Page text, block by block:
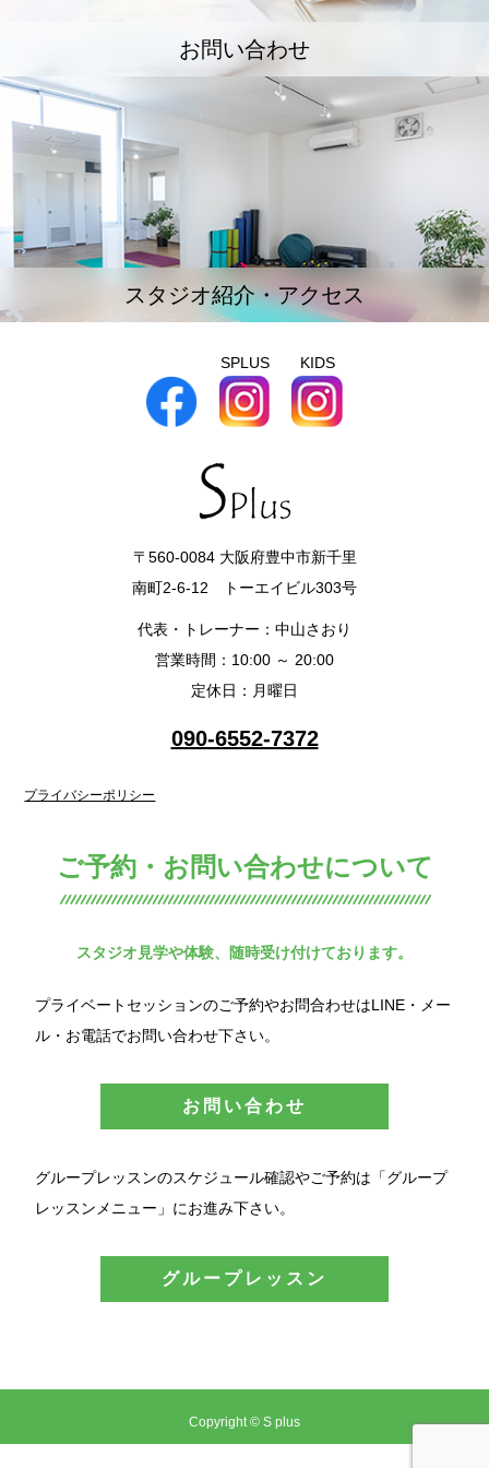
お問い合わせ
スタジオ紹介・アクセス
SPLUS KIDS
〒560-0084 大阪府豊中市新千里
南町2-6-12 トーエイビル303号
代表・トレーナー：中山さおり
営業時間：10:00 ～ 20:00
定休日：月曜日
090-6552-7372
プライバシーポリシー
ご予約・お問い合わせについて
スタジオ見学や体験、随時受け付けております。
プライベートセッションのご予約やお問合わせはLINE・メー
ル・お電話でお問い合わせ下さい。
お問い合わせ
グループレッスンのスケジュール確認やご予約は「グループ
レッスンメニュー」にお進み下さい。
グループレッスン
Copyright © S plus